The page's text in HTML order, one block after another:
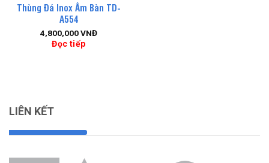
Thùng Đá Inox Âm Bàn TD-
A554
4,800,000VNĐ
Đọc tiếp
LIÊN KẾT